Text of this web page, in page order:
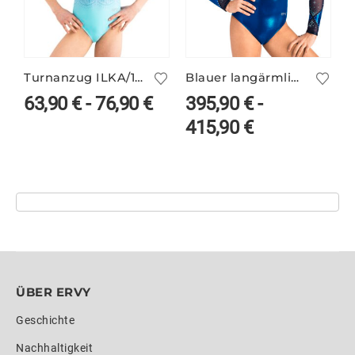
Turnanzug ILKA/1 – ohne Arm
63,90€-76,90€
Blauer langärmliger Turnanzug VALERIE/1 mit Farbverlauf
395,90€-
415,90€
ÜBER ERVY
Geschichte
Nachhaltigkeit